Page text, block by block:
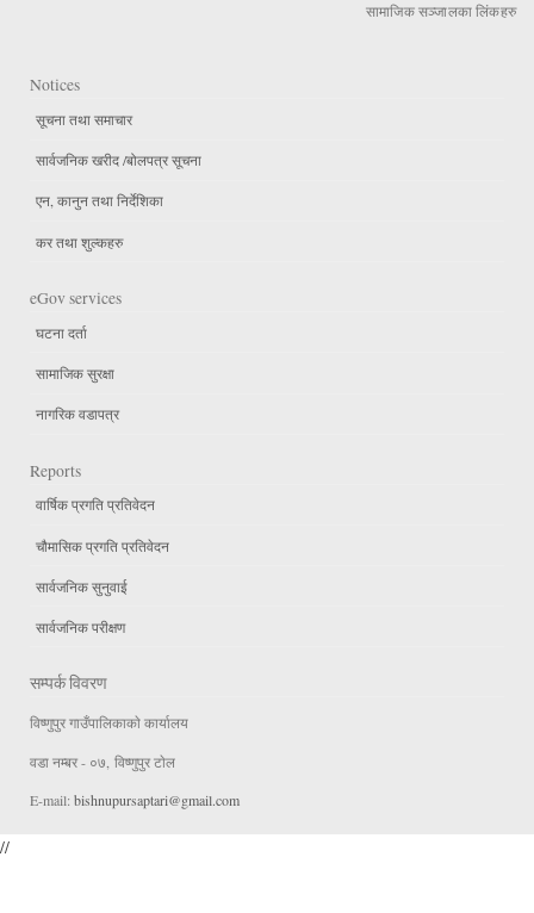
सामाजिक सञ्जालका लिंकहरु
Notices
सूचना तथा समाचार
सार्वजनिक खरीद /बोलपत्र सूचना
एन, कानुन तथा निर्देशिका
कर तथा शुल्कहरु
eGov services
घटना दर्ता
सामाजिक सुरक्षा
नागरिक वडापत्र
Reports
वार्षिक प्रगति प्रतिवेदन
चौमासिक प्रगति प्रतिवेदन
सार्वजनिक सुनुवाई
सार्वजनिक परीक्षण
सम्पर्क विवरण
विष्णुपुर गाउँपालिकाकाे कार्यालय
वडा न‌म्बर - ०७, विष्णुपुर टाेल
E-mail: bishnupursaptari@gmail.com
//